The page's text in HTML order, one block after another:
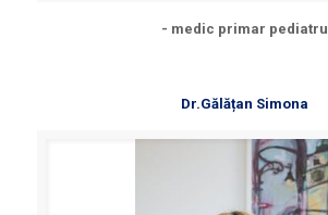
- medic primar pediatru
Dr.Gălățan Simona